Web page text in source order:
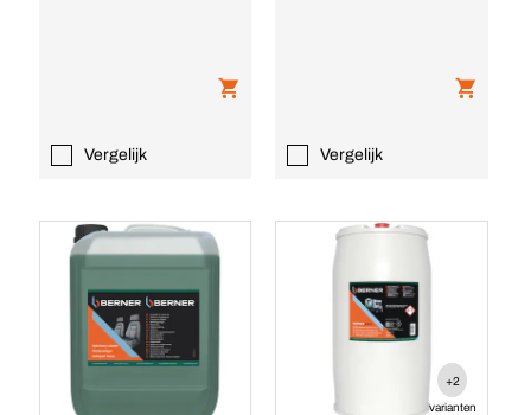
Vergelijk Vergelijk
+2
varianten